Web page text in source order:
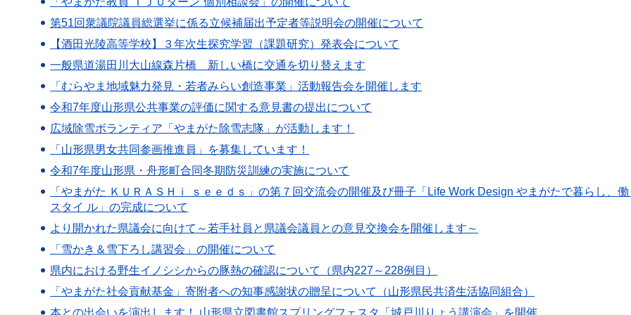
第51回衆議院議員総選挙に係る立候補届出予定者等説明会の開催について
【酒田光陵高等学校】３年次生探究学習（課題研究）発表会について
一般県道湯田川大山線森片橋 新しい橋に交通を切り替えます
「むらやま地域魅力発見・若者みらい創造事業」活動報告会を開催します
令和7年度山形県公共事業の評価に関する意見書の提出について
広域除雪ボランティア「やまがた除雪志隊」が活動します！
「山形県男女共同参画推進員」を募集しています！
令和7年度山形県・舟形町合同冬期防災訓練の実施について
「やまがた ＫＵＲＡＳＨｉ ｓｅｅｄｓ」の第７回交流会の開催及び冊子「Life Work Design やまがたで暮らし、
スタイ ル」の完成について
より開かれた県議会に向けて～若手社員と県議会議員との意見交換会を開催します～
「雪かき＆雪下ろし講習会」の開催について
県内における野生イノシシからの豚熱の確認について（県内227～228例目）
「やまがた社会貢献基金」寄附者への知事感謝状の贈呈について（山形県民共済生活協同組合）
本との出会いを演出します！ 山形県立図書館スプリングフェスタ「城戸川りょう講演会」を開催